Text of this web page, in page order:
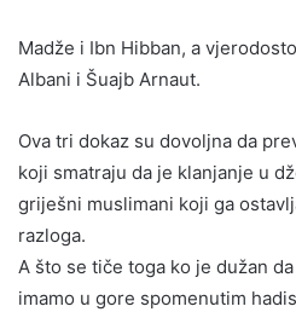
Madže i Ibn Hibban, a
Albani i Šuajb Arnaut.
Ova tri dokaz su dovoljna da
koji smatraju da je klanjanje u
griješni muslimani koji ga
razloga.
A što se tiče toga ko je dužan
imamo u gore spomenutim